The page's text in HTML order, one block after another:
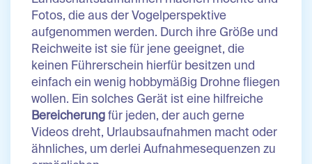
Fotos, die aus der Vogelperspektive
aufgenommen werden. Durch ihre Größe und
Reichweite ist sie für jene geeignet, die
keinen Führerschein hierfür besitzen und
einfach ein wenig hobbymäßig Drohne fliegen
wollen. Ein solches Gerät ist eine hilfreiche
Bereicherung für jeden, der auch gerne
Videos dreht, Urlaubsaufnahmen macht oder
ähnliches, um derlei Aufnahmesequenzen zu